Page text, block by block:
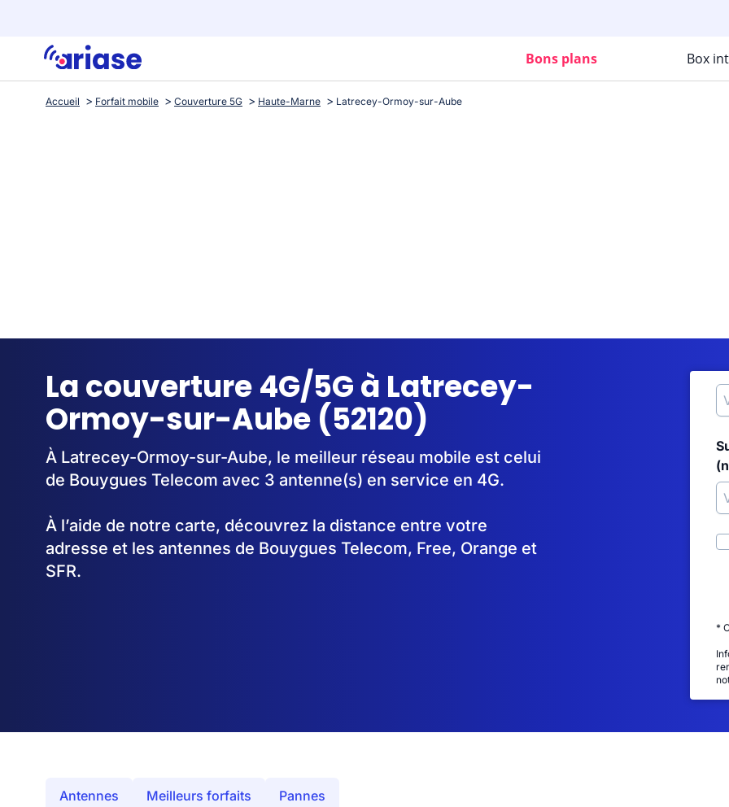
Bons plans Box
Accueil Forfait mobile Couverture 5G Haute-Marne Latrecey-Ormoy-sur-Aube
La couverture 4G/5G à Latrecey-
Ormoy-sur-Aube (52120)
À Latrecey-Ormoy-sur-Aube, le meilleur réseau mobile est celui
de Bouygues Telecom avec 3 antenne(s) en service en 4G.
À l’aide de notre carte, découvrez la distance entre votre
adresse et les antennes de Bouygues Telecom, Free, Orange et
SFR.
*
Antennes Meilleurs forfaits Pannes